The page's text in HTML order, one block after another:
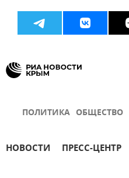
ПОЛИТИКА ОБЩЕСТВО
НОВОСТИ ПРЕСС-ЦЕНТР